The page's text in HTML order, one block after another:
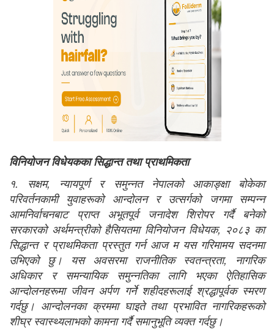
विनियोजन विधेयकका सिद्धान्त तथा प्राथमिकता
१. सक्षम, न्यायपूर्ण र समुन्नत नेपालको आकाङ्‍क्षा बोकेका
परिवर्तनकामी युवाहरूको आन्दोलन र उत्सर्गको जगमा सम्पन्‍न
आमनिर्वाचनबाट प्राप्‍त अभूतपूर्व जनादेश शिरोपर गर्दै बनेको
सरकारको अर्थमन्त्रीको हैसियतमा विनियोजन विधेयक, २०८३ का
सिद्धान्त र प्राथमिकता प्रस्तुत गर्न आज म यस गरिमामय सदनमा
उभिएको छु। यस अवसरमा राजनीतिक स्वतन्त्रता, नागरिक
अधिकार र समन्यायिक समुन्‍नतिका लागि भएका ऐतिहासिक
आन्दोलनहरूमा जीवन अर्पण गर्ने शहीदहरूलाई श्रद्धापूर्वक स्मरण
गर्दछु। आन्दोलनका क्रममा घाइते तथा प्रभावित नागरिकहरूको
शीघ्र स्वास्थ्यलाभको कामना गर्दै समानुभूति व्यक्त गर्दछु।